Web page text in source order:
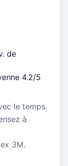
de
4.2/5
le temps.
à
3M.